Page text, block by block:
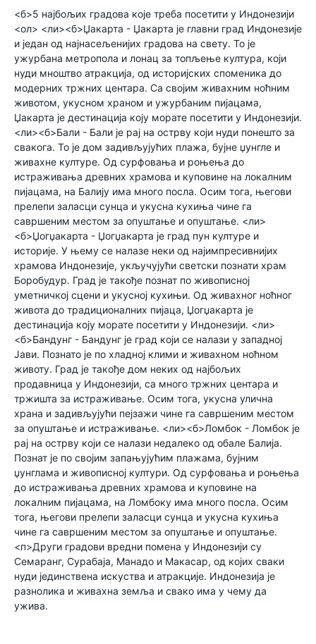
<б>5 најбољих градова које треба посетити у Индонезији
<ол> <ли><б>Џакарта - Џакарта је главни град Индонезије
и један од најнасељенијих градова на свету. То је
ужурбана метропола и лонац за топљење култура, који
нуди мноштво атракција, од историјских споменика до
модерних тржних центара. Са својим живахним ноћним
животом, укусном храном и ужурбаним пијацама,
Џакарта је дестинација коју морате посетити у Индонезији.
<ли><б>Бали - Бали је рај на острву који нуди понешто за
свакога. То је дом задивљујућих плажа, бујне џунгле и
живахне културе. Од сурфовања и роњења до
истраживања древних храмова и куповине на локалним
пијацама, на Балију има много посла. Осим тога, његови
прелепи заласци сунца и укусна кухиња чине га
савршеним местом за опуштање и опуштање. <ли>
<б>Џогџакарта - Џогџакарта је град пун културе и
историје. У њему се налазе неки од најимпресивнијих
храмова Индонезије, укључујући светски познати храм
Боробудур. Град је такође познат по живописној
уметничкој сцени и укусној кухињи. Од живахног ноћног
живота до традиционалних пијаца, Џогџакарта је
дестинација коју морате посетити у Индонезији. <ли>
<б>Бандунг - Бандунг је град који се налази у западној
Јави. Познато је по хладној клими и живахном ноћном
животу. Град је такође дом неких од најбољих
продавница у Индонезији, са много тржних центара и
тржишта за истраживање. Осим тога, укусна улична
храна и задивљујући пејзажи чине га савршеним местом
за опуштање и истраживање. <ли><б>Ломбок - Ломбок је
рај на острву који се налази недалеко од обале Балија.
Познат је по својим запањујућим плажама, бујним
џунглама и живописној култури. Од сурфовања и роњења
до истраживања древних храмова и куповине на
локалним пијацама, на Ломбоку има много посла. Осим
тога, његови прелепи заласци сунца и укусна кухиња
чине га савршеним местом за опуштање и опуштање.
<п>Други градови вредни помена у Индонезији су
Семаранг, Сурабаја, Манадо и Макасар, од којих сваки
нуди јединствена искуства и атракције. Индонезија је
разнолика и живахна земља и свако има у чему да
ужива.